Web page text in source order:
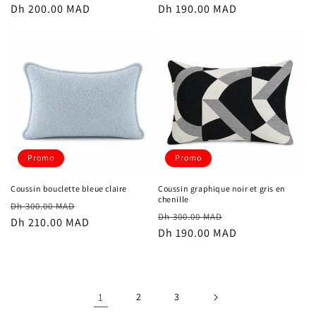
habituel
promotionnel
Dh 200.00 MAD
habituel
promotionnel
Dh 190.00 MAD
Promo
Coussin bouclette bleue claire
Prix
habituel
Dh 300.00 MAD
promotionnel
Dh 210.00 MAD
Promo
Coussin graphique noir et gris en
chenille
Prix
habituel
Dh 300.00 MAD
promotionnel
Dh 190.00 MAD
1 2 3